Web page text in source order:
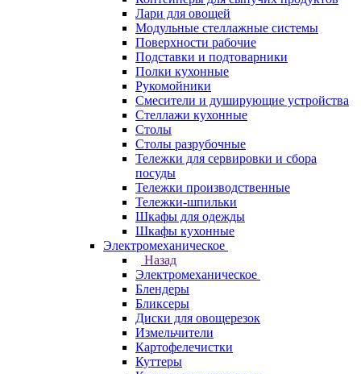
Лари для овощей
Модульные стеллажные системы
Поверхности рабочие
Подставки и подтоварники
Полки кухонные
Рукомойники
Смесители и душирующие устройства
Стеллажи кухонные
Столы
Столы разрубочные
Тележки для сервировки и сбора
посуды
Тележки производственные
Тележки-шпильки
Шкафы для одежды
Шкафы кухонные
Электромеханическое
Назад
Электромеханическое
Блендеры
Бликсеры
Диски для овощерезок
Измельчители
Картофелечистки
Куттеры